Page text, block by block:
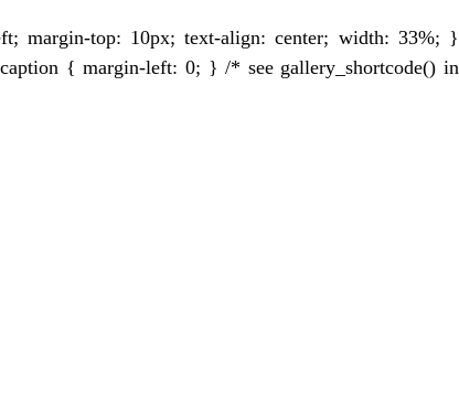
margin-top: 10px; text-align: center; width: 33%; }
{ margin-left: 0; } /* see gallery_shortcode() in